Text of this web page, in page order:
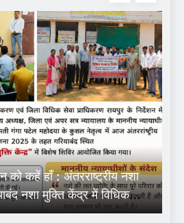
कहें हाँ : अंतरराष्ट्रीय नशा
नशा मुक्ति केंद्र में विधिक